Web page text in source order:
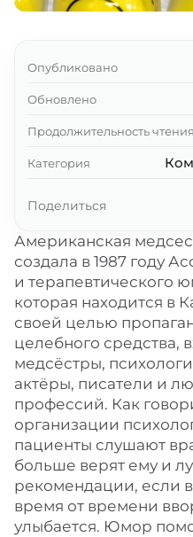
Американская
создала в 1987 году
и терапевтического
которая находится в
своей целью
целебного средства,
медсёстры,
актёры, писатели и
профессий. Как
организации
пациенты слушают
больше верят ему и
рекомендации, если
время от времени
улыбается. Юмор
Опубликовано
Обновлено
Продолжительность чтения
Категория
Поделиться